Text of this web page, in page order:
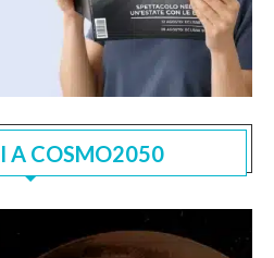
A COSMO2050